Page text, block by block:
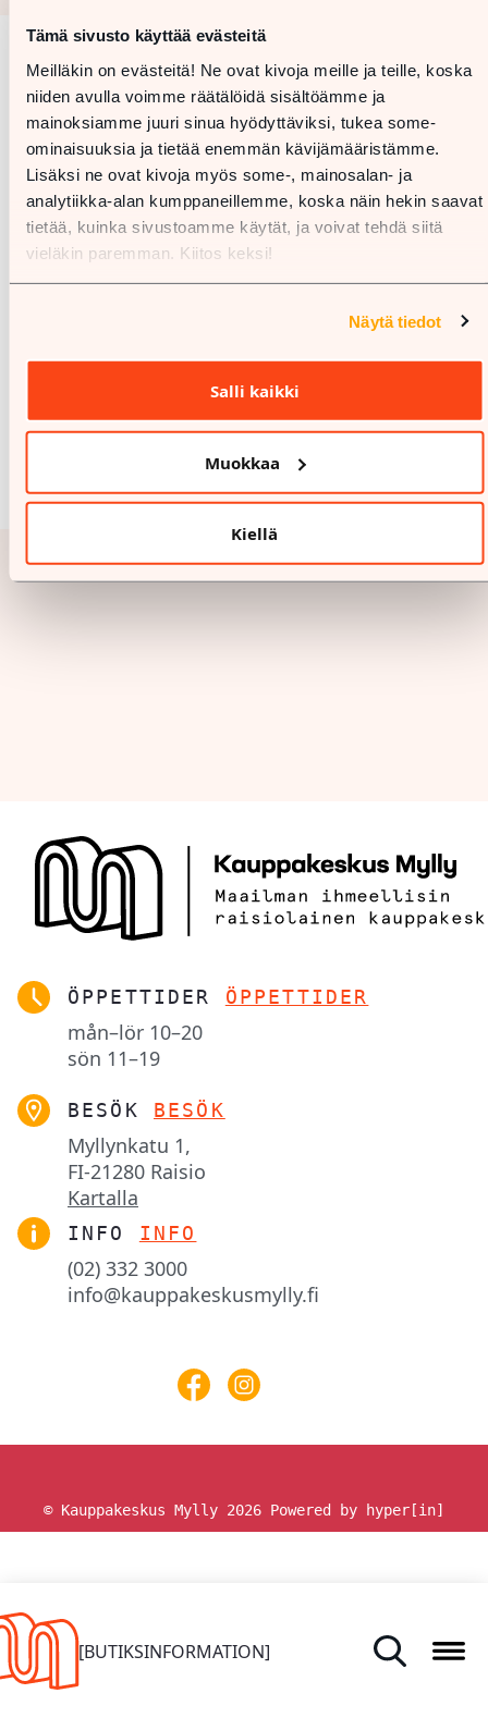
Tämä sivusto käyttää evästeitä
Meilläkin on evästeitä! Ne ovat kivoja meille ja teille, koska
niiden avulla voimme räätälöidä sisältöämme ja
mainoksiamme juuri sinua hyödyttäviksi, tukea some-
ominaisuuksia ja tietää enemmän kävijämääristämme.
Lisäksi ne ovat kivoja myös some-, mainosalan- ja
analytiikka-alan kumppaneillemme, koska näin hekin saavat
tietää, kuinka sivustoamme käytät, ja voivat tehdä siitä
vieläkin paremman. Kiitos keksi!
Näytä tiedot
Salli kaikki
Muokkaa
Kiellä
HEM
BUTIKER OCH TJÄNSTER
[BUTIKSINFORMATION]
Karta
ÖPPETTIDER ÖPPETTIDER
mån–lör 10–20
sön 11–19
BESÖK BESÖK
Myllynkatu 1,
FI-21280 Raisio
Kartalla
INFO INFO
(02) 332 3000
info@kauppakeskusmylly.fi
© Kauppakeskus Mylly 2026 Powered by hyper[in]